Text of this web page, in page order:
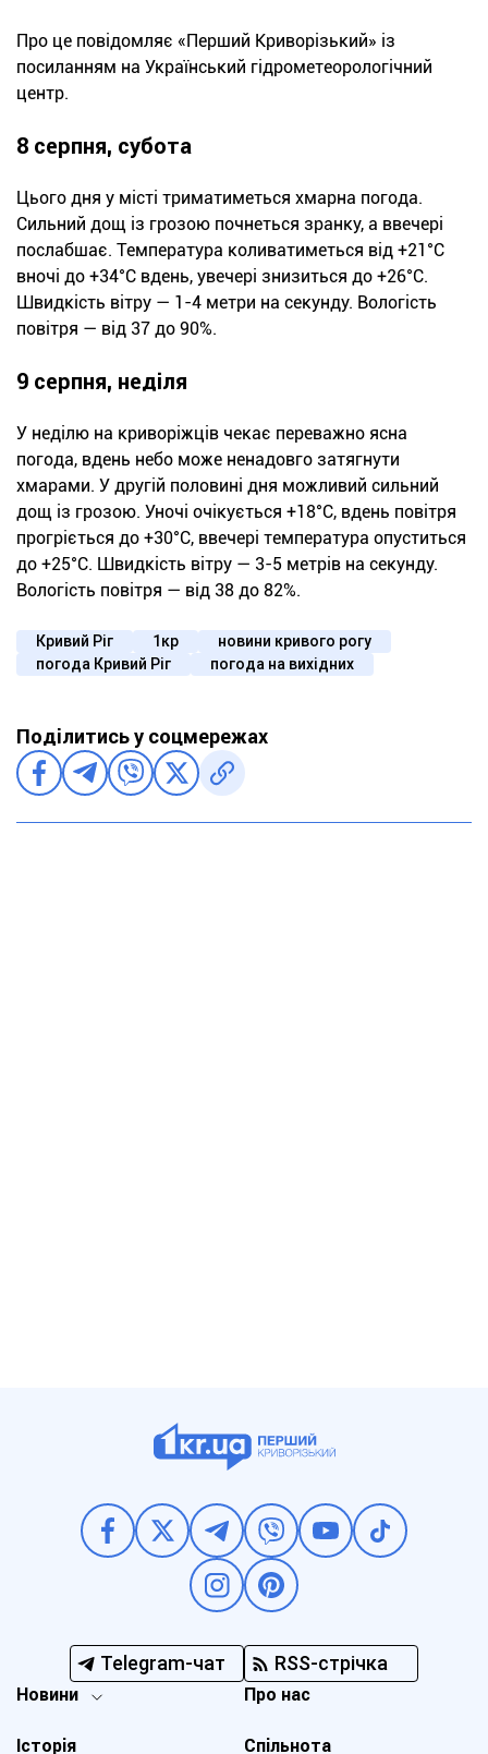
Про це повідомляє «Перший Криворізький» із
посиланням на Український гідрометеорологічний
центр.
8 серпня, субота
Цього дня у місті триматиметься хмарна погода.
Сильний дощ із грозою почнеться зранку, а ввечері
послабшає. Температура коливатиметься від +21°С
вночі до +34°С вдень, увечері знизиться до +26°С.
Швидкість вітру — 1-4 метри на секунду. Вологість
повітря — від 37 до 90%.
9 серпня, неділя
У неділю на криворіжців чекає переважно ясна
погода, вдень небо може ненадовго затягнути
хмарами. У другій половині дня можливий сильний
дощ із грозою. Уночі очікується +18°С, вдень повітря
прогріється до +30°С, ввечері температура опуститься
до +25°С. Швидкість вітру — 3-5 метрів на секунду.
Вологість повітря — від 38 до 82%.
Кривий Ріг 1кр
новини кривого рогу
погода Кривий Ріг
погода на вихідних
Поділитись у соцмережах
Telegram-чат RSS-стрічка
Новини
Історія
Про нас
Спільнота